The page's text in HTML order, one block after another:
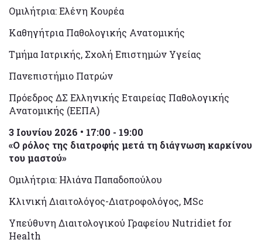
Ομιλήτρια: Ελένη Κουρέα
Καθηγήτρια Παθολογικής Ανατομικής
Τμήμα Ιατρικής, Σχολή Επιστημών Υγείας
Πανεπιστήμιο Πατρών
Πρόεδρος ΔΣ Ελληνικής Εταιρείας Παθολογικής
Ανατομικής (ΕΕΠΑ)
3 Ιουνίου 2026 • 17:00 - 19:00
«Ο ρόλος της διατροφής μετά τη διάγνωση καρκίνου
του μαστού»
Ομιλήτρια: Ηλιάνα Παπαδοπούλου
Κλινική Διαιτολόγος-Διατροφολόγος, MSc
Υπεύθυνη Διαιτολογικού Γραφείου Nutridiet for
Health